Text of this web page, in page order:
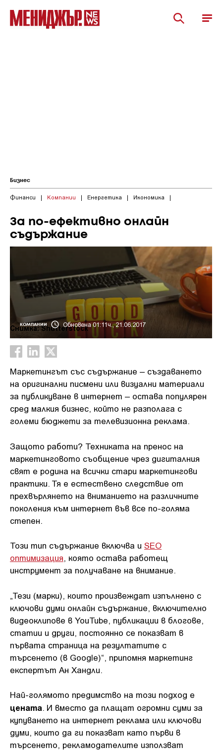
Бизнес
Финанси | Компании | Енергетика | Икономика |
За по-ефективно онлайн
съдържание
КОМПАНИИ Обновена 01:11ч., 21.06.2017
Снимка: Shutterstock
Маркетингът със съдържание – създаването
на оригинални писмени или визуални материали
за публикуване в интернет – остава популярен
сред малкия бизнес, който не разполага с
големи бюджети за телевизионна реклама.
Защото работи? Техниката на пренос на
маркетинговото съобщение чрез дигиталния
свят е родина на всички стари маркетингови
практики. Тя е естествено следствие от
прехвърлянето на вниманието на различните
поколения към интернет във все по-голяма
степен.
Този тип съдържание включва и SEO
оптимизация, която остава работещ
инструмент за получаване на внимание.
„Тези (марки), които произвеждат изпълнено с
ключови думи онлайн съдържание, включително
видеоклипове в YouTube, публикации в блогове,
статии и други, постоянно се показват в
първата страница на резултатите с
търсенето (в Google)“, припомня маркетинг
експертът Ан Хандли.
Най-голямото предимство на този подход е
цената. И вместо да плащат огромни суми за
купуването на интернет реклама или ключови
думи, които да ги показват като първи в
търсенето, рекламодателите използват